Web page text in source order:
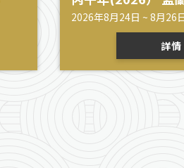
2026年8月24日 ~ 8月26
詳情